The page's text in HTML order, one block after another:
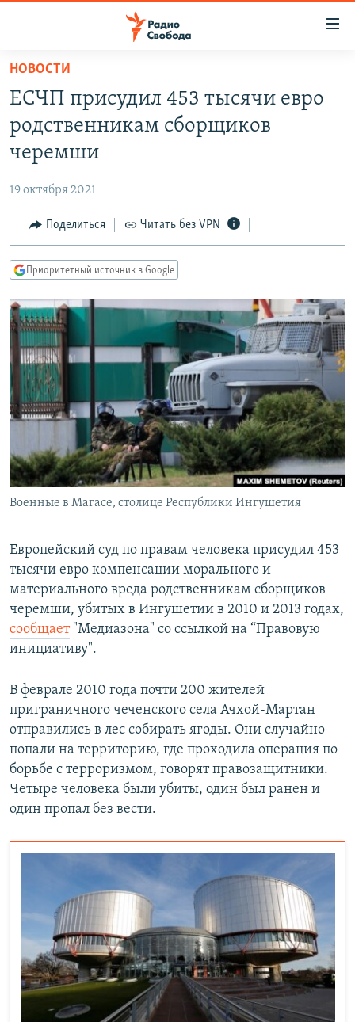
упрощенного
доступа
основному
Вернутся
Вернутся
поиску
ПОДКАСТЫ
АВТОРСКИЕ ПРОЕКТЫ
МНЕНИЯ
КУЛЬТУРА
КАВКАЗ.РЕАЛИИ
СЕВЕР.РЕАЛИИ
СИБИРЬ.РЕАЛИИ
РАСПИСАНИЕ ВЕЩАНИЯ
ПОДПИШИТЕСЬ НА РАССЫЛКУ
СОЦИАЛЬНЫЕ СЕТИ
Все сайты РСЕ/РС
НОВОСТИ
ЕСЧП присудил 453 тысячи евро
родственникам сборщиков
черемши
19 октября 2021
Поделиться Читать без VPN
Приоритетный источник в Google
Военные в Магасе, столице Республики Ингушетия
Европейский суд по правам человека присудил 453
тысячи евро компенсации морального и
материального вреда родственникам сборщиков
черемши, убитых в Ингушетии в 2010 и 2013 годах,
сообщает"Медиазона" со ссылкой на “Правовую
инициативу".
В феврале 2010 года почти 200 жителей
приграничного чеченского села Ачхой-Мартан
отправились в лес собирать ягоды. Они случайно
попали на территорию, где проходила операция по
борьбе с терроризмом, говорят правозащитники.
Четыре человека были убиты, один был ранен и
один пропал без вести.